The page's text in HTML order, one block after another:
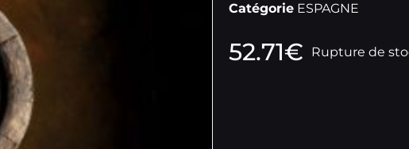
Catégorie ESPAGNE
52.71€ Rupture de